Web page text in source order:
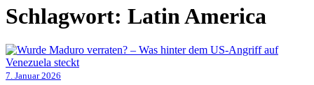
Schlagwort: Latin America
7. Januar 2026